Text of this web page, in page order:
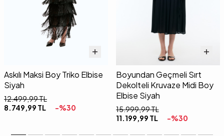
Askılı Maksi Boy Triko Elbise
Siyah
12.499,99TL
8.749,99 TL -%30
Boyundan Geçmeli Sırt
Dekolteli Kruvaze Midi Boy
Elbise Siyah
15.999,99TL
11.199,99 TL -%30